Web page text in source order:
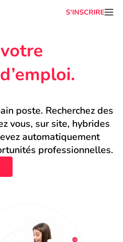
S'INSCRIRE
poste. Recherchez des
vous, sur site, hybrides
automatiquement
professionnelles.